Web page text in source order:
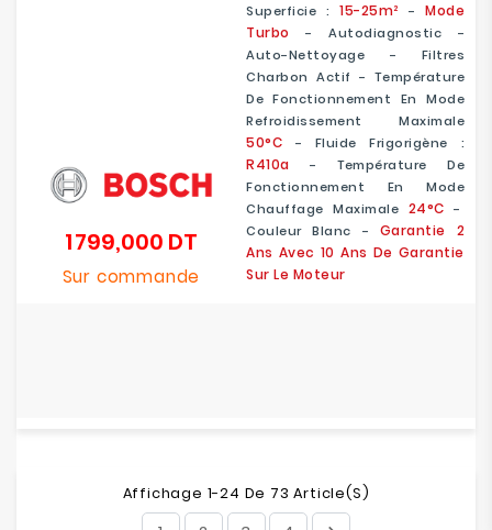
Superficie :15-25m² -
Mode
Turbo - Autodiagnostic -
Auto-Nettoyage - Filtres
Charbon Actif - Température
De Fonctionnement En Mode
Refroidissement Maximale
50°C - Fluide Frigorigène :
R410a - Température De
Fonctionnement En Mode
Chauffage Maximale 24°C -
Couleur Blanc - Garantie 2
Ans Avec 10 Ans De Garantie
Sur Le Moteur
1 799,000 DT
Sur commande
Affichage 1-24 De 73 Article(s)